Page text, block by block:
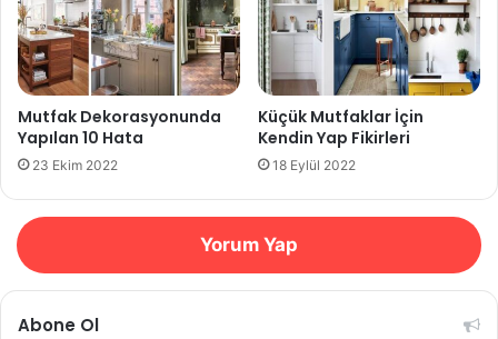
Mutfak Dekorasyonunda
Yapılan 10 Hata
23 Ekim 2022
Küçük Mutfaklar İçin
Kendin Yap Fikirleri
18 Eylül 2022
Yorum Yap
Abone Ol